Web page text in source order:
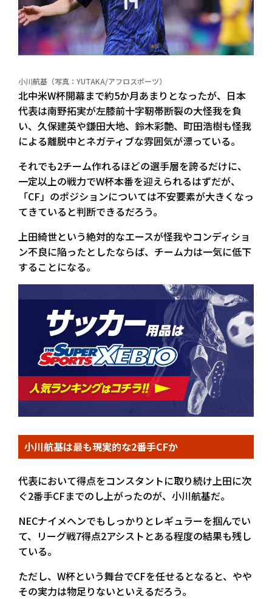
小川航基（写真：YUTAKA/アフロスポーツ）
北中米W杯開幕まで約5か月あまりとなったが、日本
代表は南野拓実が左膝前十字靭帯断裂の大怪我を負
い、久保建英や鎌田大地、鈴木彩艶、町田浩樹も怪我
による離脱中とネガティブな雰囲気が漂っている。
それでも2チーム作れるほどの選手層を誇るだけに、
一定以上の戦力でW杯本番を迎えられるはずだが、
「CF」のポジションについては不安要素が大きくなっ
てきていると判断できるだろう。
上田綺世という絶対的なエースが怪我やコンディショ
ン不良に陥ったとしたならば、チーム力は一気に低下
することになる。
小川航基は最も現実的な2番手CFか
代表において得点をコンスタントに取り続け上田に次
ぐ2番手CFまでのし上がったのが、小川航基だ。
NECナイメヘンでもしっかりとレギュラーを掴んでい
て、リーグ戦7得点2アシストとある程度の結果も残し
ている。
ただし、W杯という舞台でCFを任せるとなると、やや
その実力は物足りないといえるだろう。